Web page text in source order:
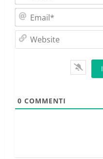
0 COMMENTI